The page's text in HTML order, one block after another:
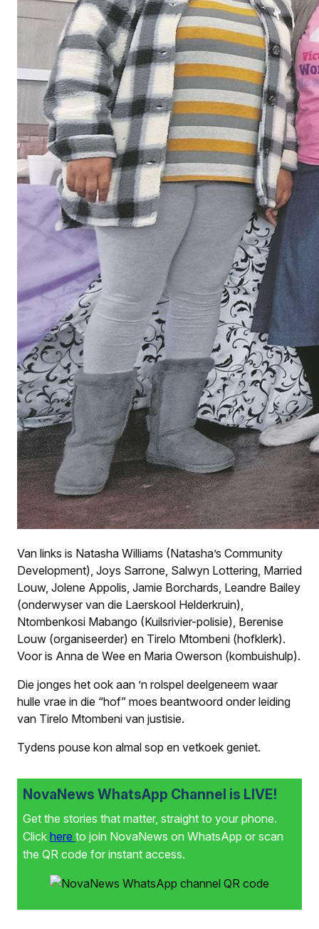
Van links is Natasha Williams (Natasha’s Community
Development), Joys Sarrone, Salwyn Lottering, Married
Louw, Jolene Appolis, Jamie Borchards, Leandre Bailey
(onderwyser van die Laerskool Helderkruin),
Ntombenkosi Mabango (Kuilsrivier-polisie), Berenise
Louw (organiseerder) en Tirelo Mtombeni (hofklerk).
Voor is Anna de Wee en Maria Owerson (kombuishulp).
Die jonges het ook aan ’n rolspel deelgeneem waar
hulle vrae in die “hof” moes beantwoord onder leiding
van Tirelo Mtombeni van justisie.
Tydens pouse kon almal sop en vetkoek geniet.
NovaNews WhatsApp Channel is LIVE!
Get the stories that matter, straight to your phone.
Click here to join NovaNews on WhatsApp or scan
the QR code for instant access.